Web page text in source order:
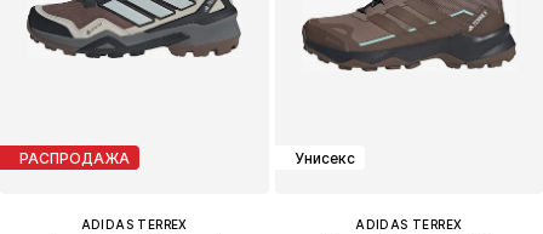
РАСПРОДАЖА
ADIDAS TERREX
Унисекс
ADIDAS TERREX